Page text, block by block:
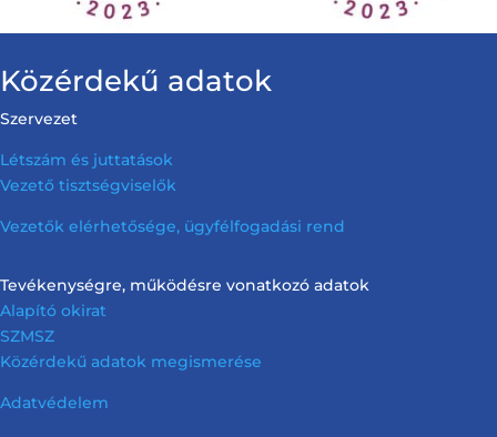
Közérdekű adatok
Szervezet
Létszám és juttatások
Vezető tisztségviselők
Vezetők elérhetősége, ügyfélfogadási rend
Tevékenységre, működésre vonatkozó adatok
Alapító okirat
SZMSZ
Közérdekű adatok megismerése
Adatvédelem